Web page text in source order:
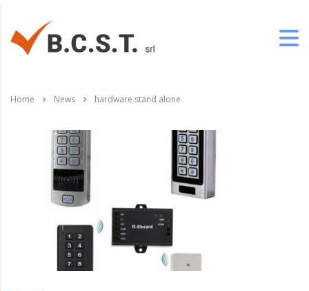
Home News hardware stand alone